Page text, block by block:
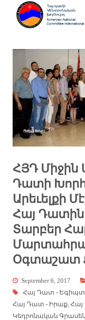
ՀՅԴ Միջին
Դատի
Արեւելքի
Հայ
Տարբեր
Օգտաշատ
September 6, 2017
Հայ Դատ -
Հայ Դատ - Իրաք ,
Կեդրոնական